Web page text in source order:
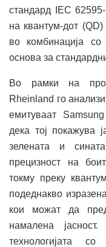
стандард IEC
на квантум-дот
во комбинација
основа за
Во рамки на
Rheinland го
емитуваат
дека тој покажува
зелената и
прецизност на
токму преку
подеднакво
кои можат да
намалена
технологијата